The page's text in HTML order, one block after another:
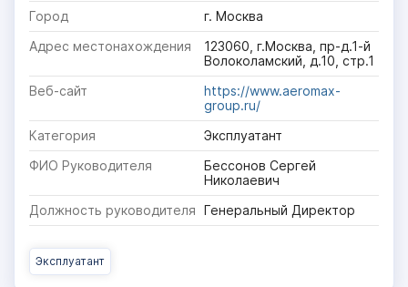
Город
г. Москва
Адрес местонахождения
123060, г.Москва, пр-д.1-й
Волоколамский, д.10, стр.1
Веб-сайт
https://www.aeromax-
group.ru/
Категория
Эксплуатант
ФИО Руководителя
Бессонов Сергей
Николаевич
Должность руководителя Генеральный Директор
Эксплуатант